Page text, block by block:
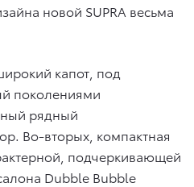
новой SUPRA весьма
капот, под
поколениями
рядный
Во-вторых, компактная
подчеркивающей
Dubble Bubble